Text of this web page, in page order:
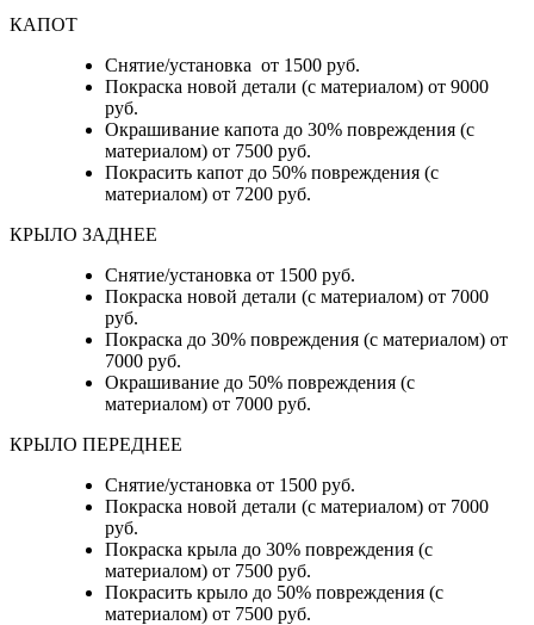
КАПОТ
Снятие/установка от 1500 руб.
Покраска новой детали (с материалом) от 9000
руб.
Окрашивание капота до 30% повреждения (с
материалом) от 7500 руб.
Покрасить капот до 50% повреждения (с
материалом) от 7200 руб.
КРЫЛО ЗАДНЕЕ
Снятие/установка от 1500 руб.
Покраска новой детали (с материалом) от 7000
руб.
Покраска до 30% повреждения (с материалом) от
7000 руб.
Окрашивание до 50% повреждения (с
материалом) от 7000 руб.
КРЫЛО ПЕРЕДНЕЕ
Снятие/установка от 1500 руб.
Покраска новой детали (с материалом) от 7000
руб.
Покраска крыла до 30% повреждения (с
материалом) от 7500 руб.
Покрасить крыло до 50% повреждения (с
материалом) от 7500 руб.